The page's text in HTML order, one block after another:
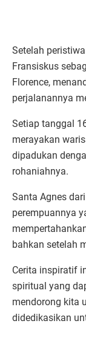
Setelah
Fransiskus
Florence,
perjalanannya
Setiap tanggal
merayakan
dipadukan
rohaniahnya.
Santa Agnes
perempuannya
bahkan setelah
Cerita inspiratif
spiritual yang
mendorong kita
didedikasikan